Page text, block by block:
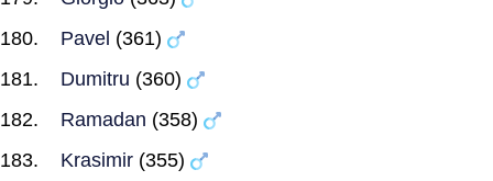
Pavel (361)
Dumitru (360)
Ramadan (358)
Krasimir (355)